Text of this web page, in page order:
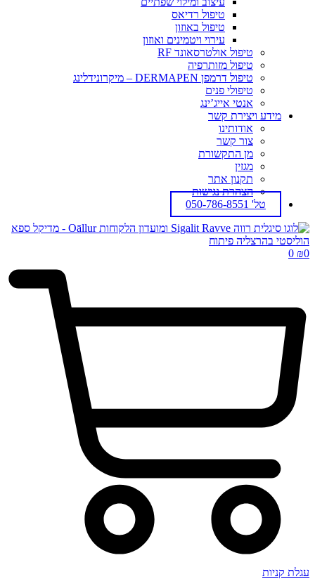
טיפול רדיאס
טיפול באוזון
עירוי ויטמינים ואוזון
טיפול אולטרסאונד RF
טיפול מזותרפיה
טיפול דרמפן DERMAPEN – מיקרונידלינג
טיפולי פנים
אנטי אייג’ינג
מידע ויצירת קשר
אודותינו
צור קשר
מן התקשורת
מגזין
תקנון אתר
הצהרת נגישות
טל' 050-786-8551
₪0
0
עגלת קניות